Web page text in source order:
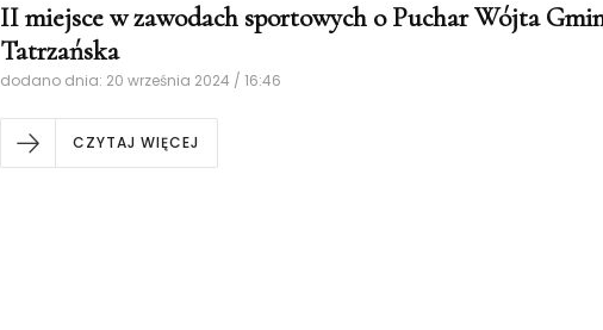
II miejsce w zawodach sportowych o Puchar Wójta
Tatrzańska
dodano dnia: 20 września 2024 / 16:46
CZYTAJ WIĘCEJ